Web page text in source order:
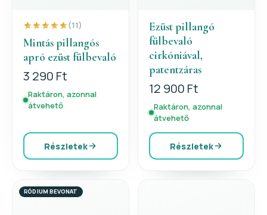
(11)
Mintás pillangós
apró ezüst fülbevaló
3 290 Ft
Raktáron, azonnal
átvehető
Részletek
Ezüst pillangó
fülbevaló
cirkóniával,
patentzáras
12 900 Ft
Raktáron, azonnal
átvehető
Részletek
RÓDIUM BEVONAT